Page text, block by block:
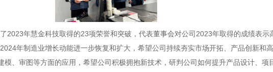
年慧金科技取得的23项荣誉和突破，代表董事会对公司2023年取得的成绩表示
年制造业增长动能进一步恢复和扩大，希望公司持续夯实市场开拓、产品创新和
、审图等方面的应用，希望公司积极拥抱新技术，研判公司如何提升产品设计、